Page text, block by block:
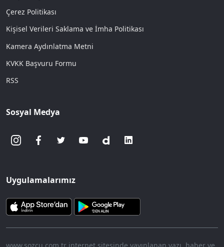
Çerez Politikası
Kişisel Verileri Saklama ve İmha Politikası
Kamera Aydınlatma Metni
KVKK Başvuru Formu
RSS
Sosyal Medya
Uygulamalarımız